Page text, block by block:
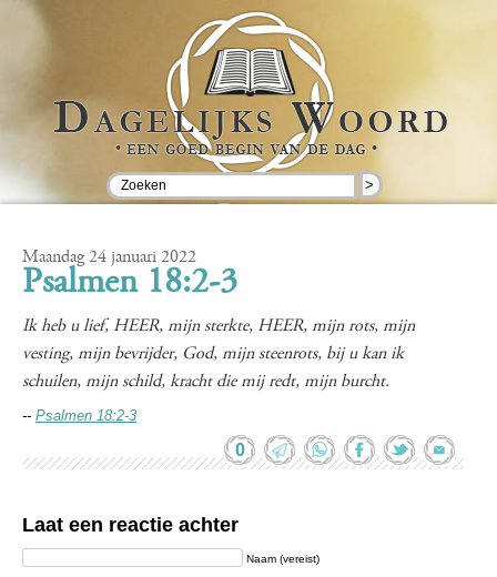
>
Maandag 24 januari 2022
Psalmen 18:2-3
Ik heb u lief, HEER, mijn sterkte, HEER, mijn rots, mijn
vesting, mijn bevrijder, God, mijn steenrots, bij u kan ik
schuilen, mijn schild, kracht die mij redt, mijn burcht.
-- Psalmen 18:2-3
0
Laat een reactie achter
Naam (vereist)